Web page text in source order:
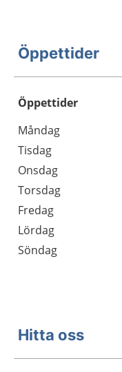
Öppettider
Öppettider
Dag
Öppettider
Kommentarer
Måndag
Tisdag
Onsdag
Torsdag
Fredag
Lördag
Söndag
Hitta oss